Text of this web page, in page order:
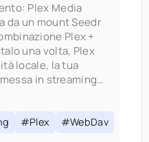
Plex Media
da un mount Seedr
Plex +
una volta, Plex
locale, la tua
in streaming
#Plex #WebDav